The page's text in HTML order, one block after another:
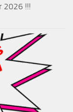
2026 !!!